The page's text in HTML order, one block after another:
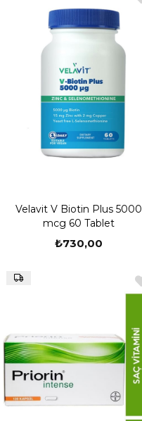
Velavit V Biotin Plus 5000
mcg 60 Tablet
₺730,00